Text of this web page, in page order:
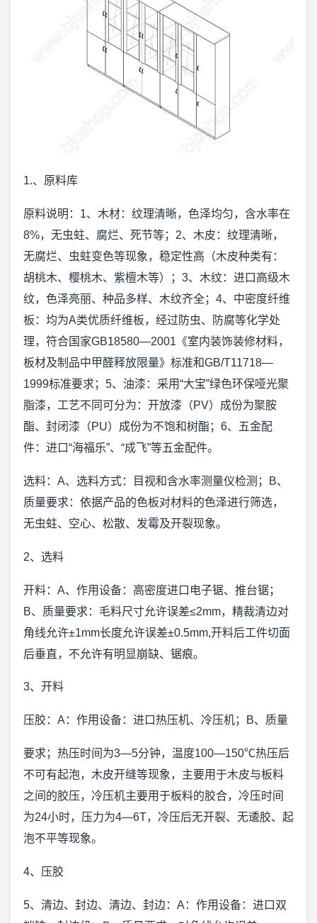
1.、原料库
原料说明：1、木材：纹理清晰，色泽均匀，含水率在
8%，无虫蛀、腐烂、死节等；2、木皮：纹理清晰，
无腐烂、虫蛀变色等现象，稳定性高（木皮种类有：
胡桃木、樱桃木、紫檀木等）；3、木纹：进口高级木
纹，色泽亮丽、种品多样、木纹齐全；4、中密度纤维
板：均为A类优质纤维板，经过防虫、防腐等化学处
理，符合国家GB18580—2001《室内装饰装修材料，
板材及制品中甲醛释放限量》标准和GB/T11718—
1999标准要求；5、油漆：采用“大宝”绿色环保哑光聚
脂漆，工艺不同可分为：开放漆（PV）成份为聚胺
酯、封闭漆（PU）成份为不饱和树酯；6、五金配
件：进口“海福乐”、“成飞”等五金配件。
选料：A、选料方式：目视和含水率测量仪检测；B、
质量要求：依据产品的色板对材料的色泽进行筛选，
无虫蛀、空心、松散、发霉及开裂现象。
2、选料
开料：A、作用设备：高密度进口电子锯、推台锯；
B、质量要求：毛料尺寸允许误差≤2mm，精裁清边对
角线允许±1mm长度允许误差±0.5mm,开料后工件切面
后垂直，不允许有明显崩缺、锯痕。
3、开料
压胶：A：作用设备：进口热压机、冷压机；B、质量
要求；热压时间为3—5分钟，温度100—150℃热压后
不可有起泡，木皮开缝等现象，主要用于木皮与板料
之间的胶压，冷压机主要用于板料的胶合，冷压时间
为24小时，压力为4—6T，冷压后无开裂、无逶胶、起
泡不平等现象。
4、压胶
5、清边、封边、清边、封边：A：作用设备：进口双